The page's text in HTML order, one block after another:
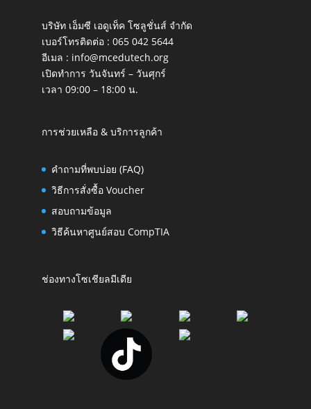
บริษัท เอ็มซี เอดูเท็ค โซลูชั่นส์ จำกัด
เบอร์โทรติดต่อ : 065 042 5644
อีเมล : info@mcedutech.org
เปิดทำการ วันจันทร์ – วันศุกร์
เวลา 09:00 – 18:00 น.
การช่วยเหลือ & บริการลูกค้า
คำถามที่พบบ่อย (FAQ)
วิธีการสั่งซื้อ Voucher
สอบถามข้อมูล
วิธีค้นหาศูนย์สอบ CompTIA
ช่องทางโซเชียลมีเดีย